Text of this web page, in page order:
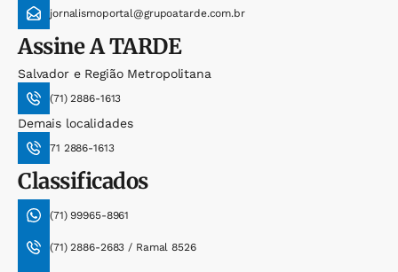
jornalismoportal@grupoatarde.com.br
AssineA TARDE
Salvador e Região Metropolitana
(71) 2886-1613
Demais localidades
71 2886-1613
Classificados
(71) 99965-8961
(71) 2886-2683 / Ramal 8526